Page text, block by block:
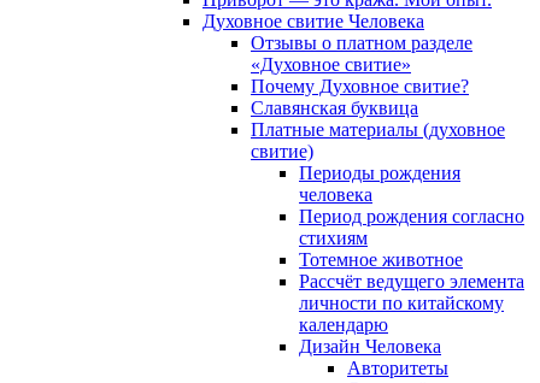
Духовное свитие Человека
Отзывы о платном разделе
«Духовное свитие»
Почему Духовное свитие?
Славянская буквица
Платные материалы (духовное
свитие)
Периоды рождения
человека
Период рождения согласно
стихиям
Тотемное животное
Рассчёт ведущего элемента
личности по китайскому
календарю
Дизайн Человека
Авторитеты